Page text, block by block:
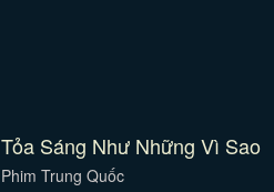
Tỏa Sáng Như Những Vì Sao
Phim Trung Quốc